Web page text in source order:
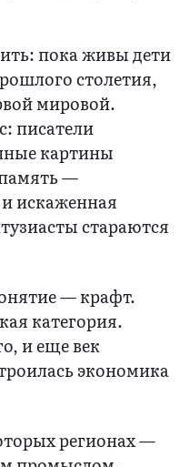
пока живы дети
столетия,
мировой.
писатели
картины
—
искаженная
стараются
— крафт.
категория.
и еще век
экономика
регионах —